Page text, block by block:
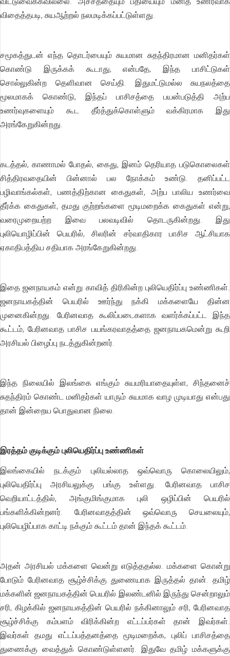
விதைத்தபடி, சுயஆற்றல் நலமடிக்கப்பட்டுள்ளது.
சமூகத்துடன் எந்த தொடர்பையும் சுயமான சுதந்திரமான மனிதர்கள்
கொண்டு இருக்கக் கூடாது, என்பதே, இந்த பாசிட்டுகள்
சொல்லுகின்ற தெளிவான செய்தி. இதுமட்டுமல்ல சுயநலத்தை
மூலமாகக் கொண்டு, இந்தப் பாசிசத்தை பயன்படுத்தி அற்ப
உணர்வுகளையும் கூட தீர்த்துக்கொள்ளும் வக்கிரமாக இது
அரங்கேறுகின்றது.
கடத்தல், காணாமல் போதல், கைது, இனம் தெரியாத படுகொலைகள்
சித்திரவதையின் பின்னால் பல நோக்கம் உண்டு. தனிப்பட்ட
பழிவாங்கல்கள், பணத்திற்கான கைதுகள், அற்ப பாலிய உணர்வை
தீர்க்க கைதுகள், தமது குற்றங்களை மூடிமறைக்க கைதுகள் என்று,
வரைமுறையற்ற இவை பலவடிவில் தொடருகின்றது. இது
புலியொழிப்பின் பெயரில், சிலரின் சர்வாதிகார பாசிச ஆட்சியாக
ஏகாதிபத்திய சதியாக அரங்கேறுகின்றது.
இதை ஜனநாயகம் என்று காவித் திரிகின்ற புலியெதிர்ப்பு உண்ணிகள்.
ஜனநாயகத்தின் பெயரில் ஊர்ந்து நக்கி மக்களையே தின்ன
முனைகின்றது. பேரினவாத கூலிப்படைகளாக வளர்க்கப்பட்ட இந்த
கூட்டம், பேரினவாத பாசிச பயங்கரவாதத்தை ஜனநாயகமென்று கூறி
அரசியல் பிழைப்பு நடத்துகின்றனர்.
இந்த நிலையில் இலங்கை எங்கும் சுயமரியாதையுள்ள, சிந்தனைச்
சுதந்திரம் கொண்ட மனிதர்கள் யாரும் சுயமாக வாழ முடியாது என்பது
தான் இன்றைய பொதுவான நிலை.
இரத்தம் குடிக்கும் புலியெதிர்ப்பு உண்ணிகள்
இலங்கையில் நடக்கும் புலியல்லாத ஒவ்வொரு கொலையிலும்,
புலியெதிர்ப்பு அரசியலுக்கு பங்கு உள்ளது. பேரினவாத பாசிச
வெறியாட்டத்தில், அங்குமிங்குமாக புலி ஒழிப்பின் பெயரில்
பங்களிக்கின்றனர். பேரினவாதத்தின் ஒவ்வொரு செயலையும்,
புலியெழிப்பாக காட்டி நக்கும் கூட்டம் தான் இந்தக் கூட்டம்.
அதன் அரசியல் மக்களை வென்று எடுத்ததல்ல. மக்களை கொன்று
போடும் பேரினவாத சூழ்ச்சிக்கு துணையாக இருத்தல் தான். தமிழ்
மக்களின் ஜனநாயகத்தின் பெயரில் இலண்டனில் இருந்து சென்றாலும்
சரி, கிழக்கில் ஜனநாயகத்தின் பெயரில் நக்கினாலும் சரி, பேரினவாத
சூழ்ச்சிக்கு கம்பளம் விரிக்கின்ற எட்டப்பர்கள் தான் இவர்கள்.
இவர்கள் தமது எட்டப்பத்தனத்தை மூடிமறைக்க, புலிப் பாசிசத்தை
துணைக்கு வைத்துக் கொண்டுள்ளனர். இதுவே தமிழ் மக்களுக்கு